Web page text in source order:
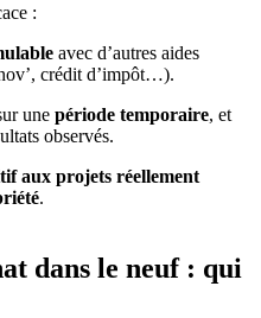
:
avec d’autres aides
crédit d’impôt…).
une période temporaire, et
observés.
aux projets réellement
.
dans le neuf : qui